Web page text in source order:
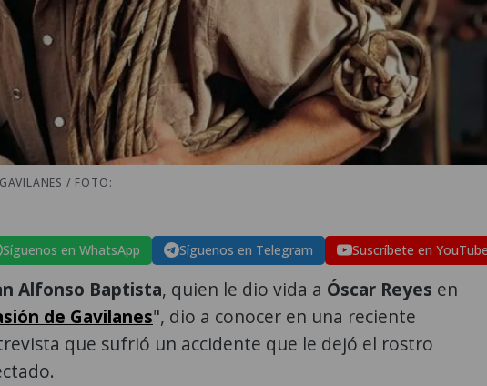
/ FOTO:
Síguenos en WhatsApp Síguenos en Telegram Suscríbete en
Alfonso Baptista, quien le dio vida a Óscar Reyes en
de Gavilanes", dio a conocer en una reciente
que sufrió un accidente que le dejó el rostro